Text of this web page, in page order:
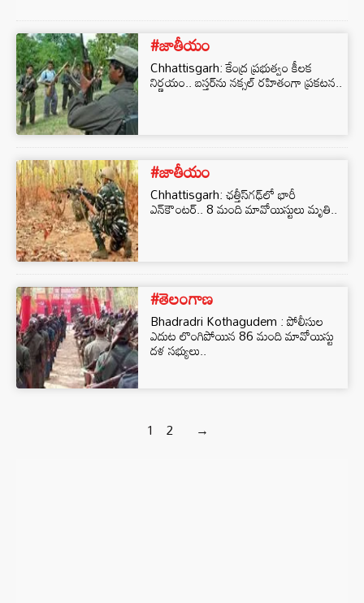
#జాతీయం
Chhattisgarh: కేంద్ర ప్రభుత్వం కీలక
నిర్ణయం.. బస్తర్‌ను నక్సల్ రహితంగా ప్రకటన..
#జాతీయం
Chhattisgarh: ఛత్తీస్‌గఢ్‌లో భారీ
ఎన్‌కౌంటర్.. 8 మంది మావోయిస్టులు మృతి..
#తెలంగాణ
Bhadradri Kothagudem : పోలీసుల
ఎదుట లొంగిపోయిన 86 మంది మావోయిస్టు
దళ సభ్యులు..
1 2 →